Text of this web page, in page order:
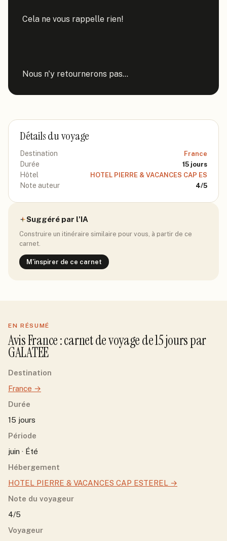
Cela ne vous rappelle rien!
Nous n'y retournerons pas...
Détails du voyage
Destination France
Durée 15 jours
Hôtel HOTEL PIERRE & VACANCES CAP ES
Note auteur 4/5
Suggéré par l'IA
Construire un itinéraire similaire pour vous, à partir de ce
carnet.
M'inspirer de ce carnet
EN RÉSUMÉ
AvisFrance: carnet de voyage de15jourspar
GALATEE
Destination
France →
Durée
15 jours
Période
juin · Été
Hébergement
HOTEL PIERRE & VACANCES CAP ESTEREL →
Note du voyageur
4/5
Voyageur